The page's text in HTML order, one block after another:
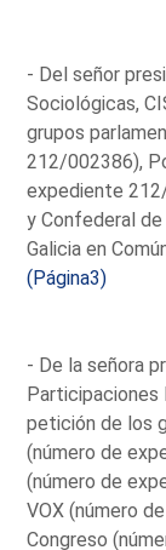
- Del señor
Sociológicas,
grupos
212/002386),
expediente
y Confederal
Galicia en
(Página3)
- De la señora
Participaciones
petición de los
(número de
(número de
VOX (número
Congreso